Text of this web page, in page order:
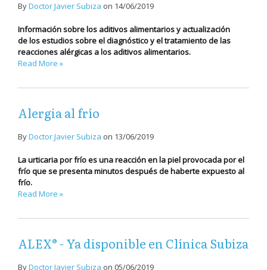
ByDoctor Javier Subiza on 14/06/2019
Información sobre los aditivos alimentarios y actualización
de los estudios sobre el diagnóstico y el tratamiento de las
reacciones alérgicas a los aditivos alimentarios.
Read More »
Alergia al frío
ByDoctor Javier Subiza on 13/06/2019
La urticaria por frío es una reacción en la piel provocada por el
frío que se presenta minutos después de haberte expuesto al
frío.
Read More »
ALEX® - Ya disponible en Clínica Subiza
ByDoctor Javier Subiza on 05/06/2019